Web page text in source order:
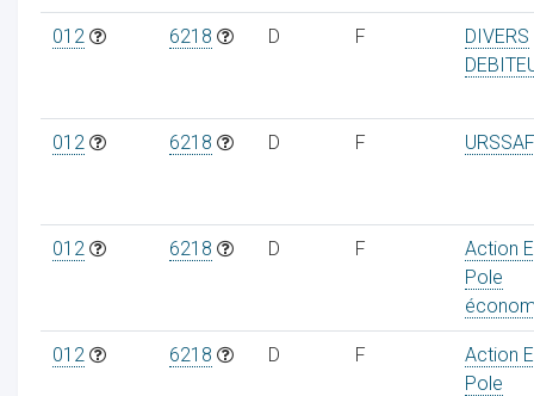
012 6218 D F
DIVERS
012 6218 D F
012 6218 D F
Action
Pole
012 6218 D F
Action
Pole